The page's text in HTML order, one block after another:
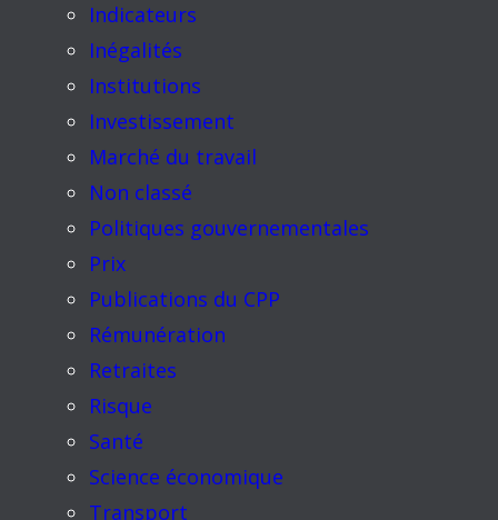
Indicateurs
Inégalités
Institutions
Investissement
Marché du travail
Non classé
Politiques gouvernementales
Prix
Publications du CPP
Rémunération
Retraites
Risque
Santé
Science économique
Transport